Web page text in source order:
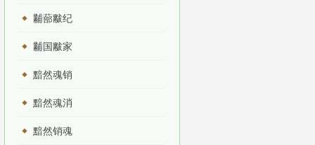
黼蔀黻纪
黼国黻家
黯然魂销
黯然魂消
黯然销魂